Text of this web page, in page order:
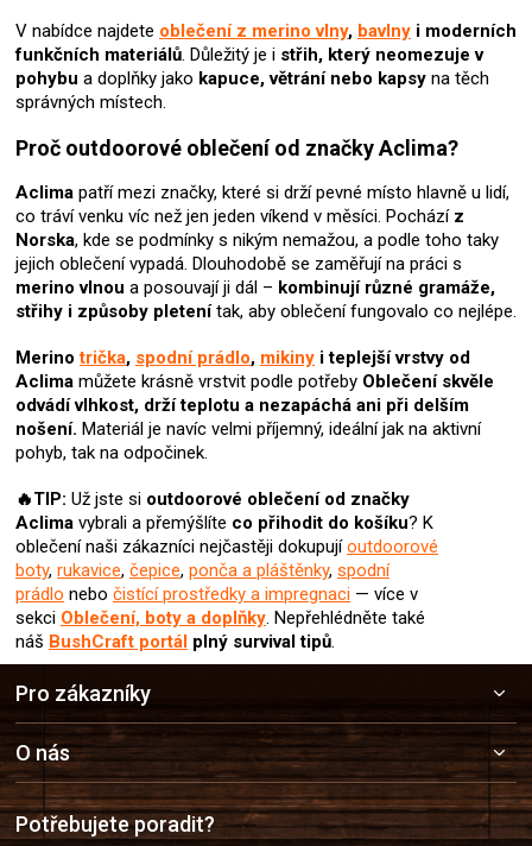
s
u
V nabídce najdete oblečení z merino vlny, bavlny i moderních
funkčních materiálů. Důležitý je i střih, který neomezuje v
pohybu a doplňky jako kapuce, větrání nebo kapsy na těch
správných místech.
Proč outdoorové oblečení od značky Aclima?
Aclima patří mezi značky, které si drží pevné místo hlavně u lidí,
co tráví venku víc než jen jeden víkend v měsíci. Pochází z
Norska, kde se podmínky s nikým nemažou, a podle toho taky
jejich oblečení vypadá. Dlouhodobě se zaměřují na práci s
merino vlnou a posouvají ji dál – kombinují různé gramáže,
střihy i způsoby pletenítak, aby oblečení fungovalo co nejlépe.
Merinotrička, spodní prádlo, mikiny i teplejší vrstvy od
Aclima můžete krásně vrstvit podle potřeby Oblečení skvěle
odvádí vlhkost, drží teplotu a nezapáchá ani při delším
nošení. Materiál je navíc velmi příjemný, ideální jak na aktivní
pohyb, tak na odpočinek.
🔥TIP: Už jste si outdoorové oblečení od značky
Aclima vybrali a přemýšlíte co přihodit do košíku? K
oblečení naši zákazníci nejčastěji dokupujíoutdoorové
boty, rukavice, čepice, ponča a pláštěnky, spodní
prádlo nebo čistící prostředky a impregnaci — více v
sekci Oblečení, boty a doplňky. Nepřehlédněte také
náš BushCraft portál plný survival tipů.
a
t
í
Pro zákazníky
O nás
Potřebujete poradit?